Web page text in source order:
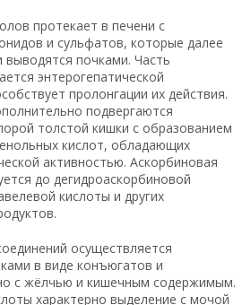
протекает в печени с
и сульфатов, которые далее
выводятся почками. Часть
энтерогепатической
пролонгации их действия.
подвергаются
толстой кишки с образованием
кислот, обладающих
активностью. Аскорбиновая
до дегидроаскорбиновой
кислоты и других
осуществляется
в виде конъюгатов и
с жёлчью и кишечным содержимым.
характерно выделение с мочой